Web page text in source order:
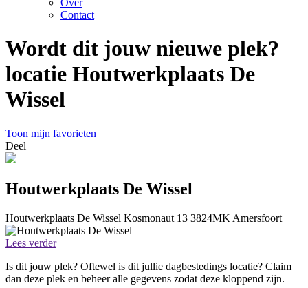
Over
Contact
Wordt dit jouw nieuwe plek?
locatie Houtwerkplaats De
Wissel
Toon mijn favorieten
Deel
Houtwerkplaats De Wissel
Houtwerkplaats De Wissel Kosmonaut 13 3824MK Amersfoort
Lees verder
Is dit jouw plek? Oftewel is dit jullie dagbestedings locatie? Claim
dan deze plek en beheer alle gegevens zodat deze kloppend zijn.